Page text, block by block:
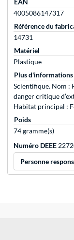
EAN
4005086147317
Référence du
14731
Matériel
Plastique
Plus d'informations
Scientifique. Nom :
danger critique
Habitat principal :
Poids
74 gramme(s)
Numéro DEEE
Personne